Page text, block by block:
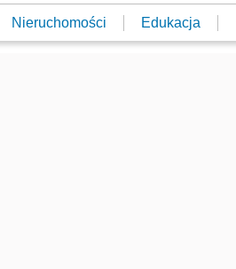
Nieruchomości Edukacja